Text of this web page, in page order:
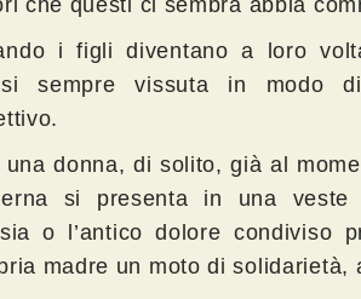
che questi ci sembra abbia
i figli diventano a loro
sempre vissuta in modo
una donna, di solito, già al
si presenta in una veste
o l’antico dolore condiviso
madre un moto di solidarietà,